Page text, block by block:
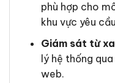
phù hợp cho
khu vực yêu
Giám sát từ xa
lý hệ thống
web.